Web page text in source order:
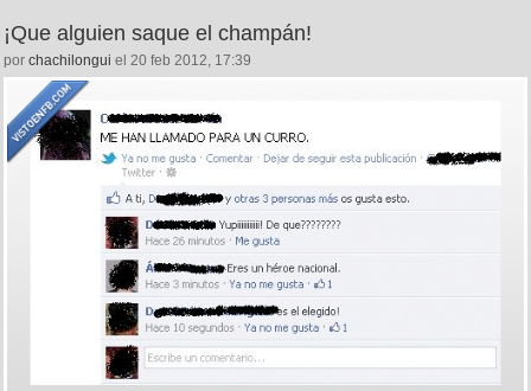
¡Que alguien saque el champán!
por chachilongui el 20 feb 2012, 17:39